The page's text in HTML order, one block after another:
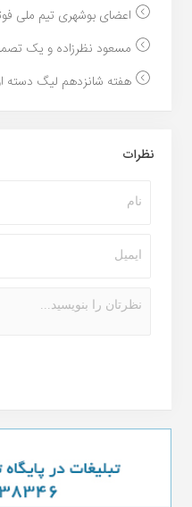
اعضای بوشهری تیم ملی
مسعود نظرزاده و یک
هفته شانزدهم لیگ دسته اول/
نظرات